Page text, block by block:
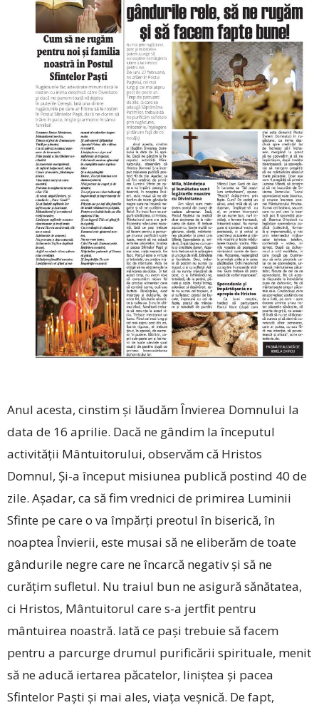
Anul acesta, cinstim și lăudăm Învierea Domnului la
data de 16 aprilie. Dacă ne gândim la începutul
activității Mântuitorului, observăm că Hristos
Domnul, Și-a început misiunea publică postind 40 de
zile. Așadar, ca să fim vrednici de primirea Luminii
Sfinte pe care o va împărți preotul în biserică, în
noaptea Învierii, este musai să ne eliberăm de toate
gândurile negre care ne încarcă negativ și să ne
curățim sufletul. Nu traiul bun ne asigură sănătatea,
ci Hristos, Mântuitorul care s-a jertfit pentru
mântuirea noastră. Iată ce pași trebuie să facem
pentru a parcurge drumul purificării spirituale, menit
să ne aducă iertarea păcatelor, liniștea și pacea
Sfintelor Paști și mai ales, viața veșnică. De fapt,